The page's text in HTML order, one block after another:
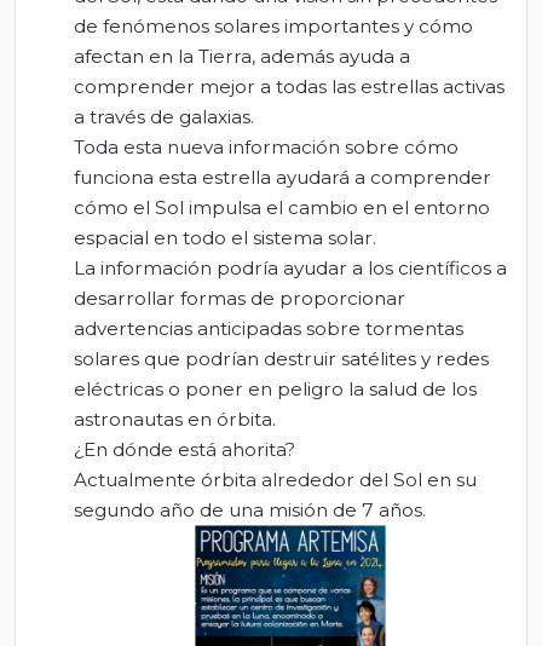
de fenómenos solares importantes y cómo
afectan en la Tierra, además ayuda a
comprender mejor a todas las estrellas activas
a través de galaxias.
Toda esta nueva información sobre cómo
funciona esta estrella ayudará a comprender
cómo el Sol impulsa el cambio en el entorno
espacial en todo el sistema solar.
La información podría ayudar a los científicos a
desarrollar formas de proporcionar
advertencias anticipadas sobre tormentas
solares que podrían destruir satélites y redes
eléctricas o poner en peligro la salud de los
astronautas en órbita.
¿En dónde está ahorita?
Actualmente órbita alrededor del Sol en su
segundo año de una misión de 7 años.